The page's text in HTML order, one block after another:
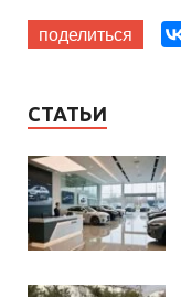
поделиться
СТАТЬИ